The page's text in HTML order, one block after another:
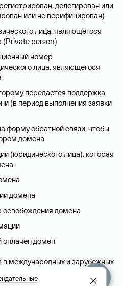
делегирован или
или не верифицирован)
лица, являющегося
person)
номер
лица, являющегося
передается поддержка
(в период выполнения заявки
форму обратной связи, чтобы
домена
(юридического лица), которая
домена
освобождения домена
оплачен домен
международных и зарубежных
в разделе «
».